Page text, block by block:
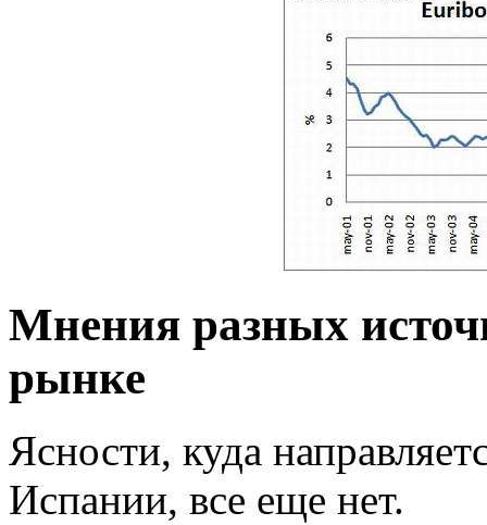
Мнения разных
рынке
Ясности, куда
Испании, все еще нет.